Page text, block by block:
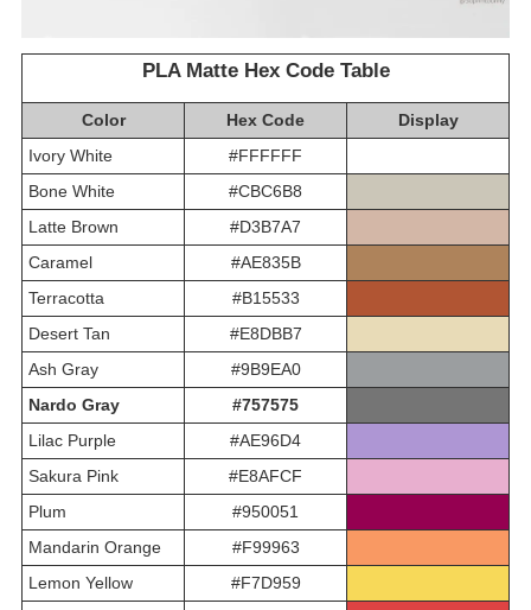
PLA Matte Hex Code Table
Color Hex Code
Display
Ivory White
#FFFFFF
Bone White
#CBC6B8
Latte Brown
#D3B7A7
Caramel
#AE835B
Terracotta
#B15533
Desert Tan
#E8DBB7
Ash Gray
#9B9EA0
Nardo Gray
#757575
Lilac Purple
#AE96D4
Sakura Pink
#E8AFCF
Plum
#950051
Mandarin Orange
#F99963
Lemon Yellow
#F7D959